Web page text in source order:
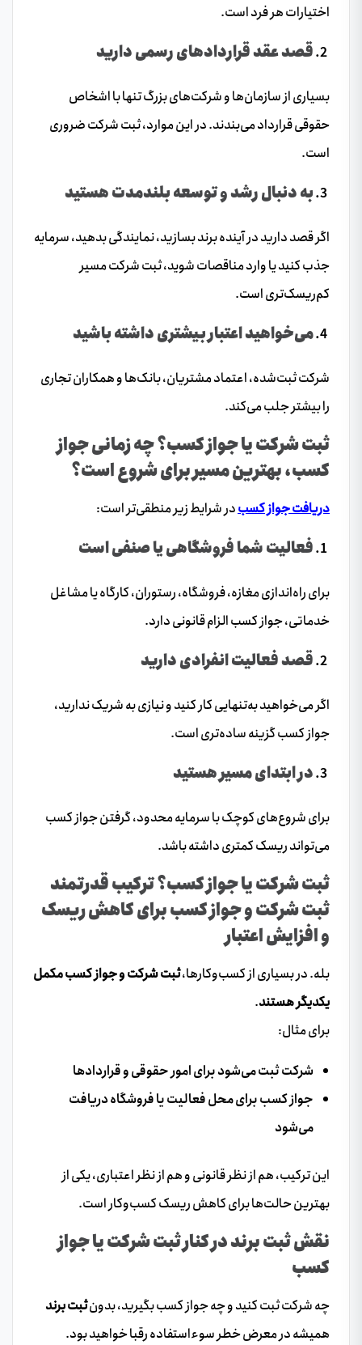
اختیارات هر فرد است.
قصد عقد قراردادهای رسمی دارید
بسیاری از سازمان‌ها و شرکت‌های بزرگ تنها با اشخاص
حقوقی قرارداد می‌بندند. در این موارد، ثبت شرکت ضروری
است.
به دنبال رشد و توسعه بلندمدت هستید
اگر قصد دارید در آینده برند بسازید، نمایندگی بدهید، سرمایه
جذب کنید یا وارد مناقصات شوید، ثبت شرکت مسیر
کم‌ریسک‌تری است.
می‌خواهید اعتبار بیشتری داشته باشید
شرکت ثبت‌شده، اعتماد مشتریان، بانک‌ها و همکاران تجاری
را بیشتر جلب می‌کند.
ثبت شرکت یا جواز کسب؟ چه زمانی جواز
کسب، بهترین مسیر برای شروع است؟
دریافت جواز کسبدر شرایط زیر منطقی‌تر است:
فعالیت شما فروشگاهی یا صنفی است
برای راه‌اندازی مغازه، فروشگاه، رستوران، کارگاه یا مشاغل
خدماتی، جواز کسب الزام قانونی دارد.
قصد فعالیت انفرادی دارید
اگر می‌خواهید به‌تنهایی کار کنید و نیازی به شریک ندارید،
جواز کسب گزینه ساده‌تری است.
در ابتدای مسیر هستید
برای شروع‌های کوچک با سرمایه محدود، گرفتن جواز کسب
می‌تواند ریسک کمتری داشته باشد.
ثبت شرکت یا جواز کسب؟ ترکیب قدرتمند
ثبت شرکت و جواز کسب برای کاهش ریسک
و افزایش اعتبار
بله. در بسیاری از کسب‌وکارها،ثبت شرکت و جواز کسب مکمل
یکدیگر هستند.
برای مثال:
شرکت ثبت می‌شود برای امور حقوقی و قراردادها
جواز کسب برای محل فعالیت یا فروشگاه دریافت
می‌شود
این ترکیب، هم از نظر قانونی و هم از نظر اعتباری، یکی از
بهترین حالت‌ها برای کاهش ریسک کسب‌وکار است.
نقش ثبت برند در کنار ثبت شرکت یا جواز
کسب
چه شرکت ثبت کنید و چه جواز کسب بگیرید، بدونثبت برند
همیشه در معرض خطر سوءاستفاده رقبا خواهید بود.